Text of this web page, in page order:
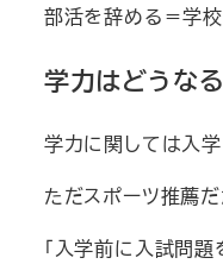
部活を辞める＝学
学力はどうな
学力に関しては入
ただスポーツ推薦
「入学前に入試問